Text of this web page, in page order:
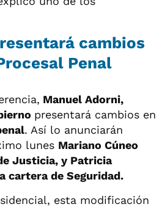
cambios
Penal
Manuel Adorni,
presentará cambios en
. Así lo anunciarán
lunes Mariano Cúneo
Justicia, y Patricia
cartera de Seguridad.
esta modificación